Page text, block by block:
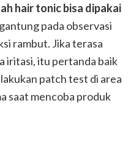
hair tonic bisa dipakai
pada observasi
rambut. Jika terasa
iritasi, itu pertanda baik
patch test di area
saat mencoba produk